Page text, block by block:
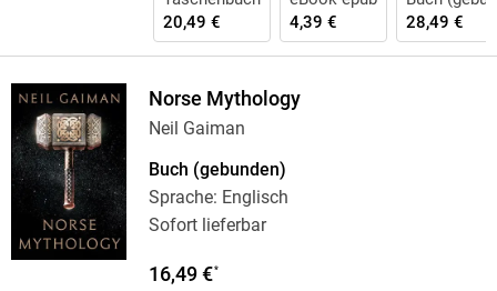
20,49 €
4,39 €
28,49 €
Norse Mythology
Neil Gaiman
Buch (gebunden)
Sprache: Englisch
Sofort lieferbar
16,49 €*